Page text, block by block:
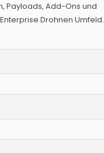
Payloads, Add-Ons und
Drohnen Umfeld.